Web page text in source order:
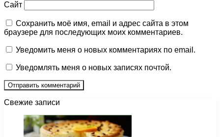
Сайт
Сохранить моё имя, email и адрес сайта в этом
браузере для последующих моих комментариев.
Уведомить меня о новых комментариях по email.
Уведомлять меня о новых записях почтой.
Свежие записи